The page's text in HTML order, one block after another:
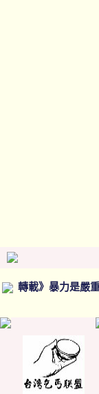
轉載》暴力是嚴